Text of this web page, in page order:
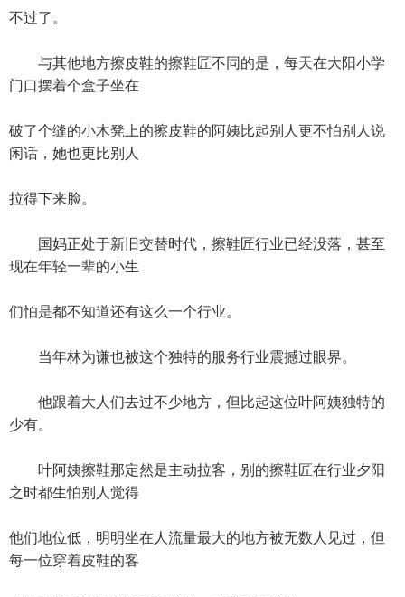
不过了。
与其他地方擦皮鞋的擦鞋匠不同的是，每天在大阳小学
门口摆着个盒子坐在
破了个缝的小木凳上的擦皮鞋的阿姨比起别人更不怕别人说
闲话，她也更比别人
拉得下来脸。
国妈正处于新旧交替时代，擦鞋匠行业已经没落，甚至
现在年轻一辈的小生
们怕是都不知道还有这么一个行业。
当年林为谦也被这个独特的服务行业震撼过眼界。
他跟着大人们去过不少地方，但比起这位叶阿姨独特的
少有。
叶阿姨擦鞋那定然是主动拉客，别的擦鞋匠在行业夕阳
之时都生怕别人觉得
他们地位低，明明坐在人流量最大的地方被无数人见过，但
每一位穿着皮鞋的客